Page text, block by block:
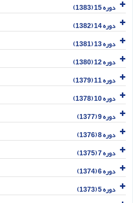
دوره 15 (1383)
دوره 14 (1382)
دوره 13 (1381)
دوره 12 (1380)
دوره 11 (1379)
دوره 10 (1378)
دوره 9 (1377)
دوره 8 (1376)
دوره 7 (1375)
دوره 6 (1374)
دوره 5 (1373)